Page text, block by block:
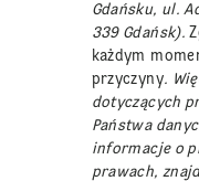
Gdańsku, ul.
339 Gdańsk).
każdym
przyczyny.
dotyczących
Państwa
informacje o
prawach,